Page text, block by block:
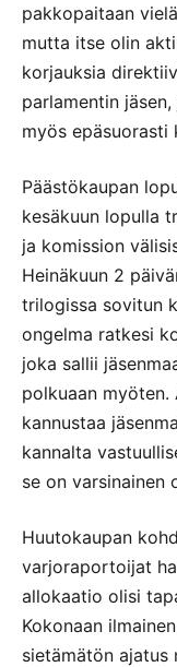
pakkopaitaan
mutta itse olin
korjauksia
parlamentin
myös epäsuorasti
Päästökaupan
kesäkuun lopulla
ja komission
Heinäkuun 2
trilogissa sovitun
ongelma ratkesi
joka sallii
polkuaan myöten.
kannustaa
kannalta
se on varsinainen
Huutokaupan
varjoraportoijat
allokaatio olisi
Kokonaan
sietämätön ajatus